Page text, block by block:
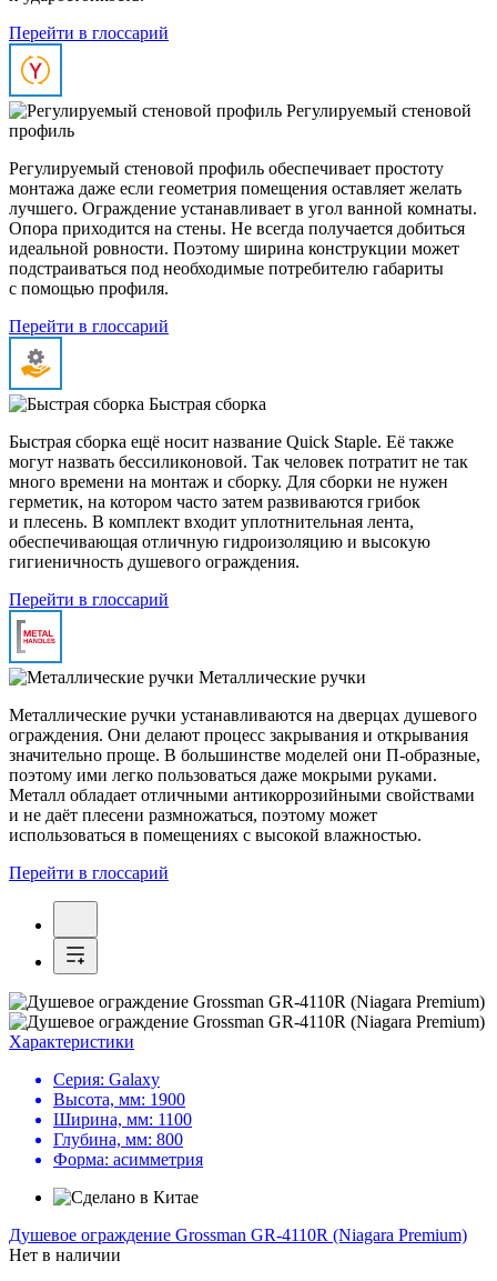
Перейти в глоссарий
Регулируемый стеновой
профиль
Регулируемый стеновой профиль обеспечивает простоту
монтажа даже если геометрия помещения оставляет желать
лучшего. Ограждение устанавливает в угол ванной комнаты.
Опора приходится на стены. Не всегда получается добиться
идеальной ровности. Поэтому ширина конструкции может
подстраиваться под необходимые потребителю габариты
с помощью профиля.
Перейти в глоссарий
Быстрая сборка
Быстрая сборка ещё носит название Quick Staple. Её также
могут назвать бессиликоновой. Так человек потратит не так
много времени на монтаж и сборку. Для сборки не нужен
герметик, на котором часто затем развиваются грибок
и плесень. В комплект входит уплотнительная лента,
обеспечивающая отличную гидроизоляцию и высокую
гигиеничность душевого ограждения.
Перейти в глоссарий
Металлические ручки
Металлические ручки устанавливаются на дверцах душевого
ограждения. Они делают процесс закрывания и открывания
значительно проще. В большинстве моделей они П-образные,
поэтому ими легко пользоваться даже мокрыми руками.
Металл обладает отличными антикоррозийными свойствами
и не даёт плесени размножаться, поэтому может
использоваться в помещениях с высокой влажностью.
Перейти в глоссарий
Характеристики
Серия: Galaxy
Высота, мм: 1900
Ширина, мм: 1100
Глубина, мм: 800
Форма: асимметрия
Душевое ограждение Grossman GR-4110R (Niagara Premium)
Нет в наличии